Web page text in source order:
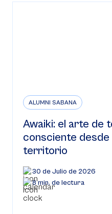
ALUMNI SABANA
Awaiki: el arte de
consciente desde
territorio
30 de Julio de 2026
8 min. de lectura